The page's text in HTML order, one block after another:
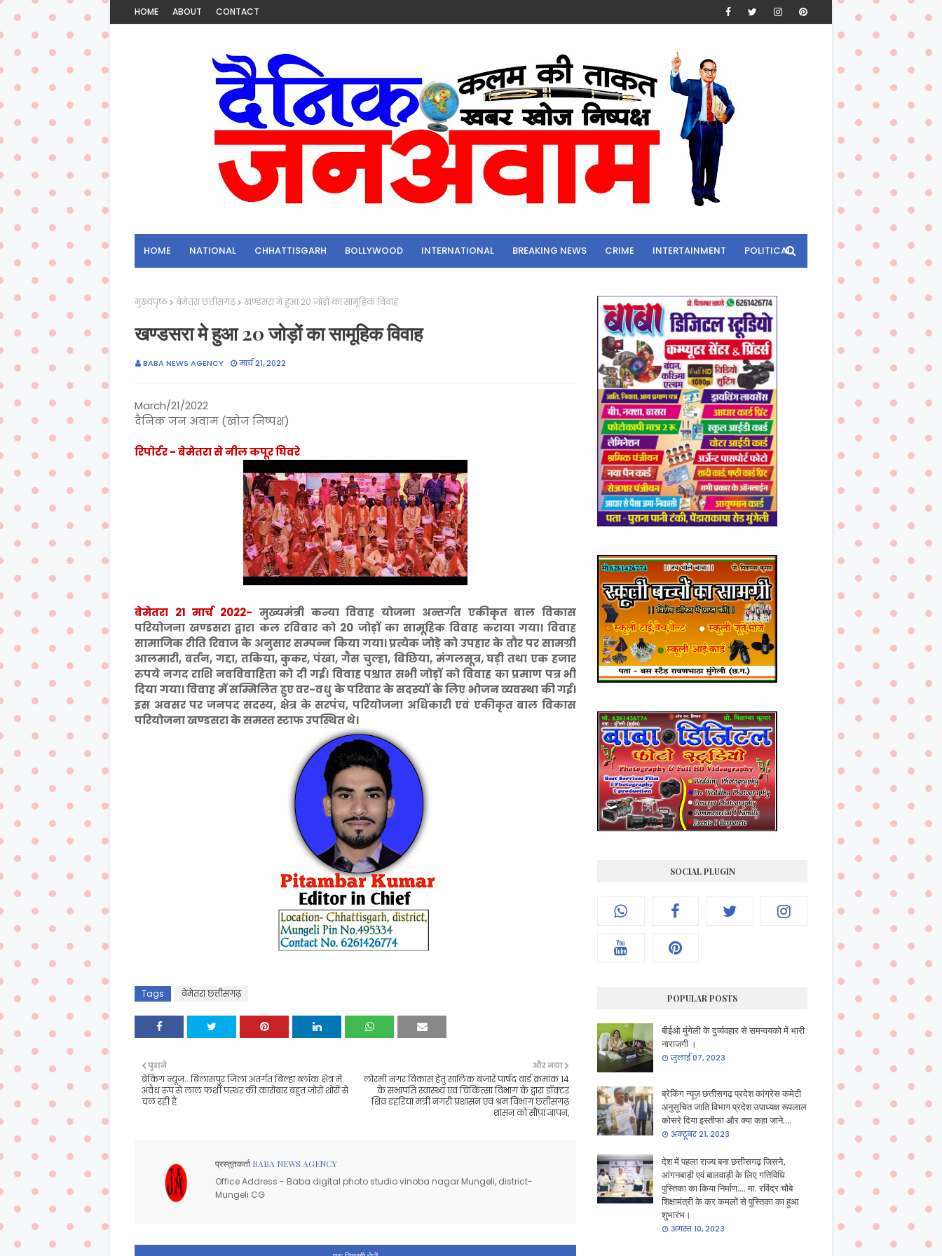
HOME ABOUT CONTACT
HOME NATIONAL CHHATTISGARH BOLLYWOOD INTERNATIONAL BREAKING NEWS CRIME INTERTAINMENT POLITICAL
मुख्यपृष्ठ बेमेतरा छत्तीसगढ़ खण्डसरा मे हुआ 20 जोड़ों का सामूहिक विवाह
खण्डसरा मे हुआ 20 जोड़ों का सामूहिक विवाह
BABA NEWS AGENCY मार्च 21, 2022
March/21/2022
दैनिक जन अवाम (खोज निष्पक्ष)
रिपोर्टर - बेमेतरा से नील कपूर घिवरे
बेमेतरा 21 मार्च 2022- मुख्यमंत्री कन्या विवाह योजना अन्तर्गत एकीकृत बाल विकास
परियोजना खण्डसरा द्वारा कल रविवार को 20 जोड़ों का सामूहिक विवाह कराया गया। विवाह
सामाजिक रीति रिवाज के अनुसार सम्पन्न किया गया। प्रत्येक जोड़े को उपहार के तौर पर सामग्री
आलमारी, बर्तन, गद्दा, तकिया, कुकर, पंखा, गैस चुल्हा, बिछिया, मंगलसूत्र, घड़ी तथा एक हजार
रुपये नगद राशि नवविवाहिता को दी गई। विवाह पश्चात सभी जोड़ों को विवाह का प्रमाण पत्र भी
दिया गया। विवाह में सम्मिलित हुए वर-वधु के परिवार के सदस्यों के लिए भोजन व्यवस्था की गई।
इस अवसर पर जनपद सदस्य, क्षेत्र के सरपंच, परियोजना अधिकारी एवं एकीकृत बाल विकास
परियोजना खण्डसरा के समस्त स्टाफ उपस्थित थे।
Tags बेमेतरा छत्तीसगढ़
और नया
लोरमी नगर विकास हेतु सालिक बंजारे पार्षद वार्ड क्रमांक 14
के सभापति स्वास्थ्य एवं चिकित्सा विभाग के द्वारा डॉक्टर
शिव डहरिया मंत्री नगरी प्रशासन एवं श्रम विभाग छत्तीसगढ़
शासन को सौंपा ज्ञापन,
पुराने
ब्रेकिंग न्यूज़.. बिलासपुर जिला अंतर्गत बिल्हा ब्लॉक क्षेत्र में
अवैध रूप से लाल फर्शी पत्थर की कारोबार बहुत जोरों शोरों से
चल रही है
प्रस्तुतकर्ता BABA NEWS AGENCY
Office Address - Baba digital photo studio vinoba nagar Mungeli, district-
Mungeli CG
SOCIAL PLUGIN
POPULAR POSTS
बीईओ मुंगेली के दुर्व्यवहार से समन्वयको में भारी
नाराजगी ।
जुलाई 07, 2023
ब्रेकिंग न्यूज़ छत्तीसगढ़ प्रदेश कांग्रेस कमेटी
अनुसूचित जाति विभाग प्रदेश उपाध्यक्ष रूपलाल
कोसरे दिया इस्तीफा और क्या कहा जाने....
अक्टूबर 21, 2023
देश में पहला राज्य बना छत्तीसगढ़ जिसने,
आंगनबाड़ी एवं बालवाड़ी के लिए गतिविधि
पुस्तिका का किया निर्माण.... मा. रविंद्र चौबे
शिक्षामंत्री के कर कमलों से पुस्तिका का हुआ
शुभारंभ।
अगस्त 10, 2023